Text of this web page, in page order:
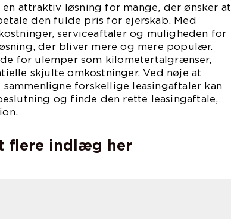
attraktiv løsning for mange, der ønsker at
den fulde pris for ejerskab. Med
serviceaftaler og muligheden for
der bliver mere og mere populær.
for ulemper som kilometertalgrænser,
skjulte omkostninger. Ved nøje at
forskellige leasingaftaler kan
og finde den rette leasingaftale,
flere indlæg her